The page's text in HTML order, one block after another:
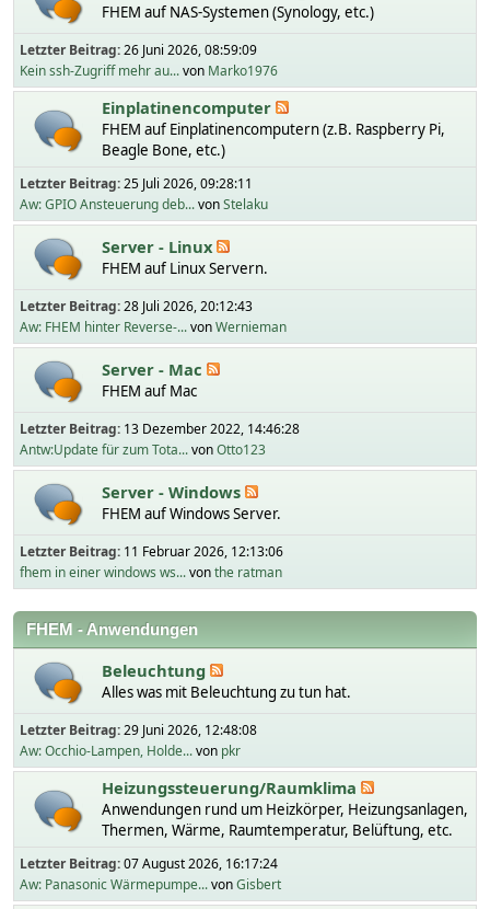
FHEM auf NAS-Systemen (Synology, etc.)
Letzter Beitrag:26 Juni 2026, 08:59:09
Kein ssh-Zugriff mehr au...von Marko1976
Einplatinencomputer
FHEM auf Einplatinencomputern (z.B. Raspberry Pi,
Beagle Bone, etc.)
Letzter Beitrag:25 Juli 2026, 09:28:11
Aw: GPIO Ansteuerung deb...vonStelaku
Server - Linux
FHEM auf Linux Servern.
Letzter Beitrag:28 Juli 2026, 20:12:43
Aw: FHEM hinter Reverse-...vonWernieman
Server - Mac
FHEM auf Mac
Letzter Beitrag: 13 Dezember 2022, 14:46:28
Antw:Update für zum Tota...vonOtto123
Server - Windows
FHEM auf Windows Server.
Letzter Beitrag: 11 Februar 2026, 12:13:06
fhem in einer windows ws...vonthe ratman
FHEM - Anwendungen
Beleuchtung
Alles was mit Beleuchtung zu tun hat.
Letzter Beitrag:29 Juni 2026, 12:48:08
Aw: Occhio-Lampen, Holde...von pkr
Heizungssteuerung/Raumklima
Anwendungen rund um Heizkörper, Heizungsanlagen,
Thermen, Wärme, Raumtemperatur, Belüftung, etc.
Letzter Beitrag:07 August 2026, 16:17:24
Aw: Panasonic Wärmepumpe...vonGisbert